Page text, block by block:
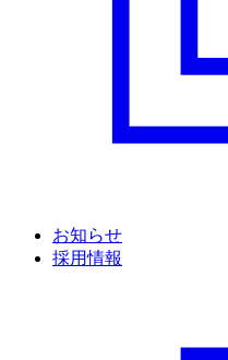
お知らせ
採用情報